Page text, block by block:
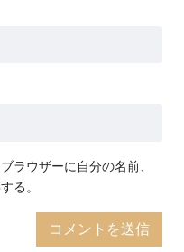
ラウザーに自分の名前、
る。